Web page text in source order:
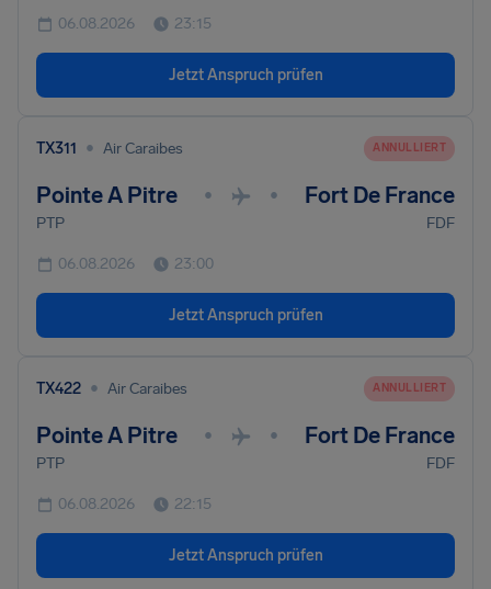
06.08.2026 23:15
Jetzt Anspruch prüfen
TX311 • Air Caraibes ANNULLIERT
Pointe A Pitre • • Fort De France
PTP FDF
06.08.2026 23:00
Jetzt Anspruch prüfen
TX422 • Air Caraibes ANNULLIERT
Pointe A Pitre • • Fort De France
PTP FDF
06.08.2026 22:15
Jetzt Anspruch prüfen